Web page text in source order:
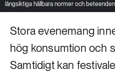
långsiktiga hållbara normer och
Stora evenemang
hög konsumtion och
Samtidigt kan